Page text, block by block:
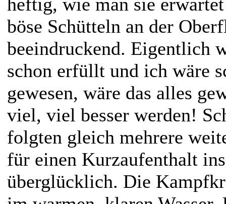
böse Schütteln an der
beeindruckend. Eigentlich
schon erfüllt und ich wäre
gewesen, wäre das alles
viel, viel besser werden!
folgten gleich mehrere
für einen Kurzaufenthalt
überglücklich. Die